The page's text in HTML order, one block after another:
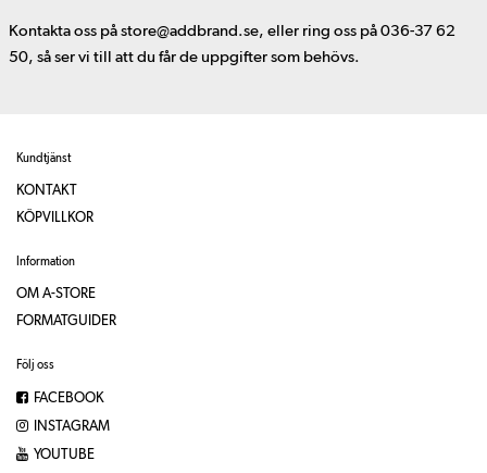
Kontakta oss på store@addbrand.se, eller ring oss på 036-37 62
50, så ser vi till att du får de uppgifter som behövs.
Kundtjänst
KONTAKT
KÖPVILLKOR
Information
OM A-STORE
FORMATGUIDER
Följ oss
FACEBOOK
INSTAGRAM
YOUTUBE